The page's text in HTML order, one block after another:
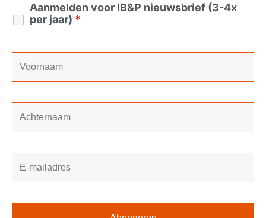
Aanmelden voor IB&P nieuwsbrief (3-4x
per jaar) *